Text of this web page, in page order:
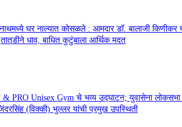
घर नाल्यात कोसळले : आमदार डॉ. बालाजी किणीकर
तातडीने धाव, बाधित कुटुंबाला आर्थिक मदत
& PRO Unisex Gym चे भव्य उद्घाटन; युवासेना लोकसभा
(विक्की) भुल्लर यांची प्रमुख उपस्थिती